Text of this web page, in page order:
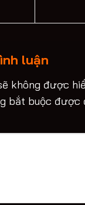
luận
không được
bắt buộc được